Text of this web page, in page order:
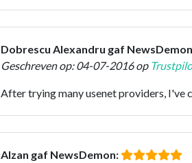
Dobrescu Alexandru gaf
Geschreven op: 04-07-2016 op
After trying many usenet providers, I've
Alzan gaf NewsDemon: